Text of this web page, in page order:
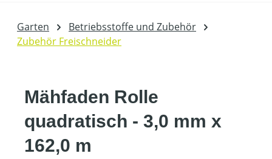
Garten
Betriebsstoffe und Zubehör
Zubehör Freischneider
Mähfaden Rolle
quadratisch - 3,0 mm x
162,0 m